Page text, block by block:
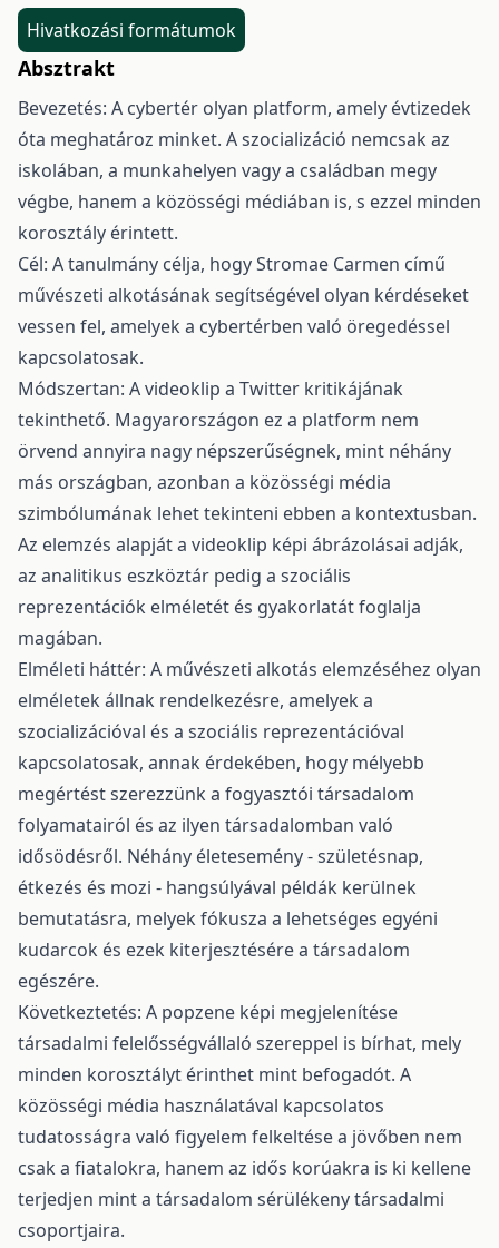
Hivatkozási formátumok
Absztrakt
Bevezetés: A cybertér olyan platform, amely évtizedek
óta meghatároz minket. A szocializáció nemcsak az
iskolában, a munkahelyen vagy a családban megy
végbe, hanem a közösségi médiában is, s ezzel minden
korosztály érintett.
Cél: A tanulmány célja, hogy Stromae Carmen című
művészeti alkotásának segítségével olyan kérdéseket
vessen fel, amelyek a cybertérben való öregedéssel
kapcsolatosak.
Módszertan: A videoklip a Twitter kritikájának
tekinthető. Magyarországon ez a platform nem
örvend annyira nagy népszerűségnek, mint néhány
más országban, azonban a közösségi média
szimbólumának lehet tekinteni ebben a kontextusban.
Az elemzés alapját a videoklip képi ábrázolásai adják,
az analitikus eszköztár pedig a szociális
reprezentációk elméletét és gyakorlatát foglalja
magában.
Elméleti háttér: A művészeti alkotás elemzéséhez olyan
elméletek állnak rendelkezésre, amelyek a
szocializációval és a szociális reprezentációval
kapcsolatosak, annak érdekében, hogy mélyebb
megértést szerezzünk a fogyasztói társadalom
folyamatairól és az ilyen társadalomban való
idősödésről. Néhány életesemény - születésnap,
étkezés és mozi - hangsúlyával példák kerülnek
bemutatásra, melyek fókusza a lehetséges egyéni
kudarcok és ezek kiterjesztésére a társadalom
egészére.
Következtetés: A popzene képi megjelenítése
társadalmi felelősségvállaló szereppel is bírhat, mely
minden korosztályt érinthet mint befogadót. A
közösségi média használatával kapcsolatos
tudatosságra való figyelem felkeltése a jövőben nem
csak a fiatalokra, hanem az idős korúakra is ki kellene
terjedjen mint a társadalom sérülékeny társadalmi
csoportjaira.